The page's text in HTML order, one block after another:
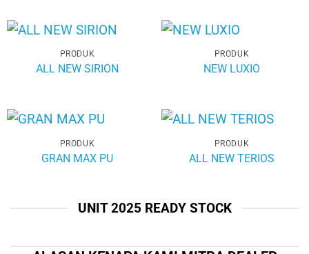
PRODUK
ALL NEW SIRION
PRODUK
NEW LUXIO
PRODUK
GRAN MAX PU
PRODUK
ALL NEW TERIOS
UNIT 2025 READY STOCK